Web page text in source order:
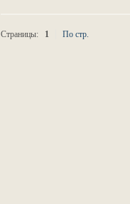
Страницы: 1 По стр.